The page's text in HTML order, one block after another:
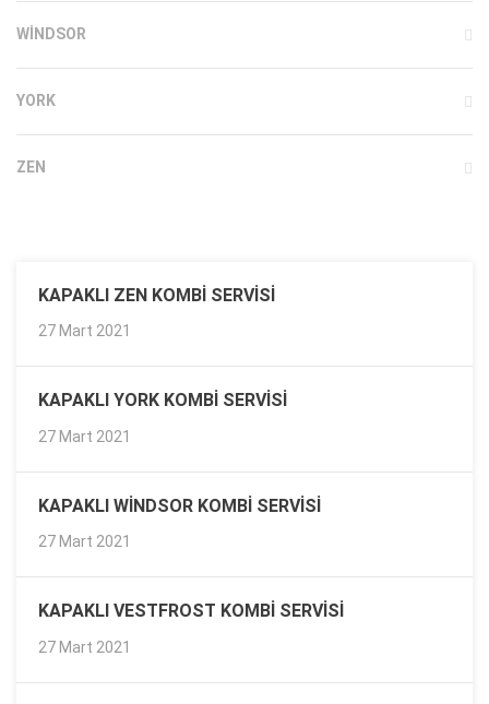
WINDSOR
YORK
ZEN
KAPAKLI ZEN KOMBI SERVISI
27 Mart 2021
KAPAKLI YORK KOMBI SERVISI
27 Mart 2021
KAPAKLI WINDSOR KOMBI SERVISI
27 Mart 2021
KAPAKLI VESTFROST KOMBI SERVISI
27 Mart 2021